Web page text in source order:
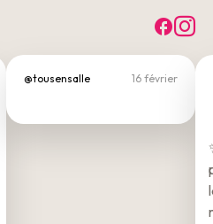
@tousensalle 16 février